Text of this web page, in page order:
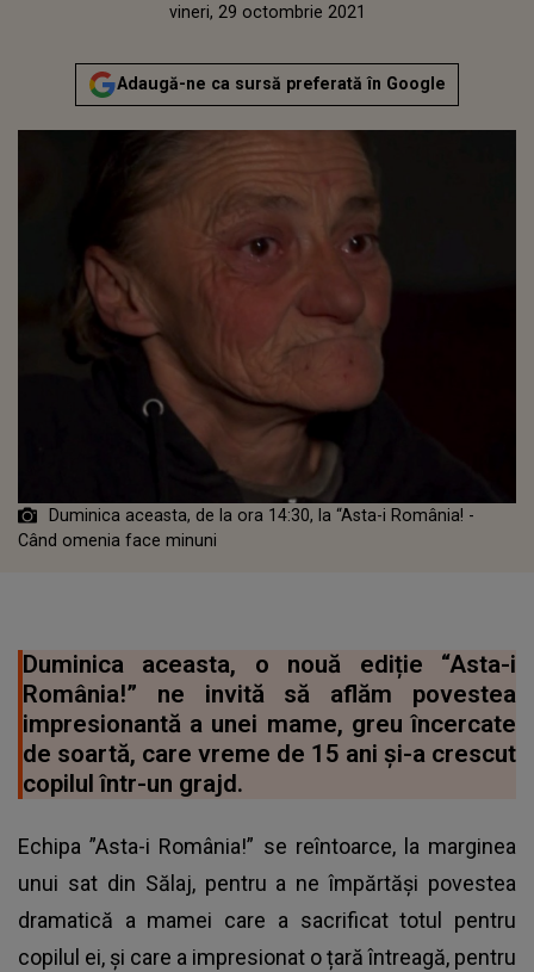
vineri, 29 octombrie 2021Actualizat:
vineri, 29 octombrie 2021
Adaugă-ne ca sursă preferată în Google
Duminica aceasta, de la ora 14:30, la “Asta-i România! -
Când omenia face minuni
Duminica aceasta, o nouă ediție “Asta-i
România!” ne invită să aflăm povestea
impresionantă a unei mame, greu încercate
de soartă, care vreme de 15 ani și-a crescut
copilul într-un grajd.
Echipa ”Asta-i România!” se reîntoarce, la marginea
unui sat din Sălaj, pentru a ne împărtăși povestea
dramatică a mamei care a sacrificat totul pentru
copilul ei, și care a impresionat o țară întreagă, pentru